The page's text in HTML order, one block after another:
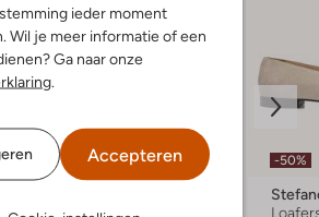
ieder moment
Wil je meer informatie of een
Ga naar onze
Accepteren
-50%
Loafers
-50%